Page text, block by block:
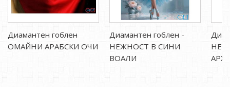
Диамантен гоблен
ОМАЙНИ АРАБСКИ ОЧИ
Диамантен гоблен -
НЕЖНОСТ В СИНИ
ВОАЛИ